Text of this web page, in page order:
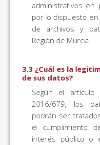
administrativos en
por lo dispuesto en
de archivos y
Región de Murcia.
3.3 ¿Cuál es la
de sus datos?
Según el artículo
2016/679, los
podrán ser
el cumplimiento
interés público o